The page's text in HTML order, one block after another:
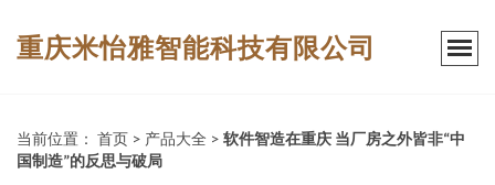
重庆米怡雅智能科技有限公司
当前位置： 首页 > 产品大全 > 软件智造在重庆 当厂房之外皆非“中
国制造”的反思与破局